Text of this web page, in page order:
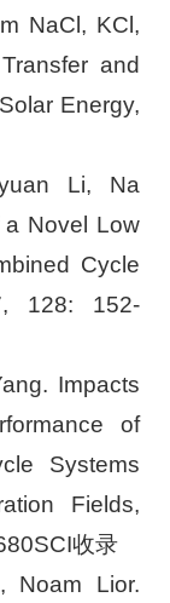
NaCl, KCl,
and
Energy,
Li, Na
a Novel Low
Cycle
128: 152-
Impacts
of
Systems
Fields,
收录
Noam Lior.